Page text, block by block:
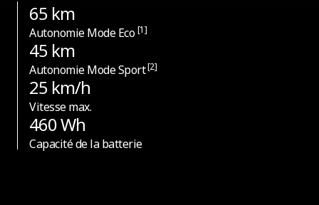
65 km
Autonomie Mode Eco[1]
45 km
Autonomie Mode Sport[2]
25 km/h
Vitesse max.
460 Wh
Capacité de la batterie